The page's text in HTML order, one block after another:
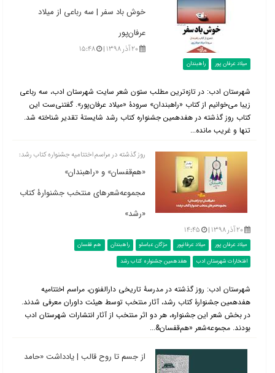
خوش باد سفر | سه رباعی از میلاد
عرفان‌پور
۲۰ آذر ۱۳۹۸ | ۱۵:۴۸
میلاد عرفان پور راهبندان
شهرستان ادب: در تازه‌ترین مطلب ستون شعر سایت شهرستان ادب، سه رباعی
زیبا می‌خوانیم از کتاب «راهبندان» سرودۀ «میلاد عرفان‌پور». گفتنی‌ست این
کتاب روز گذشته در هفدهمین جشنواره کتاب رشد شایستۀ تقدیر شناخته شد.
تنها و غریب مانده...
روز گذشته در مراسم اختتامیه جشنواره کتاب رشد:
«هم‌قفسان» و «راهبندان»
مجموعه‌شعرهای منتخب جشنوارۀ‌ کتاب
«رشد»
۲۰ آذر ۱۳۹۸ | ۱۴:۴۵
میلاد عرفان پور میلاد عرفانپور مژگان عباسلو راهبندان
هم قفسان
افتخارات شهرستان ادب
هفدهمین جشنواره کتاب رشد
شهرستان ادب: روز گذشته در مدرسۀ‌ تاریخی دارالفنون، مراسم اختتامیه
هفدهمین جشنوارۀ کتاب رشد، آثار منتخب توسط هیئت داوران معرفی شدند.
در بخش شعر این جشنواره، هر دو اثر منتخب از آثار انتشارات شهرستان ادب
بودند. مجموعه‌شعر «هم‌قفسان&...
از جسم تا روح قالب | یادداشت «حامد